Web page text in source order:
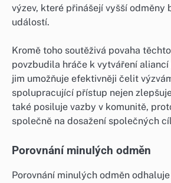
výzev, které přinášejí vyšší odměny
událostí.
Kromě toho soutěživá povaha
povzbudila hráče k vytváření aliancí
jim umožňuje efektivněji čelit
spolupracující přístup nejen
také posiluje vazby v komunitě,
společně na dosažení společných
Porovnání minulých odměn
Porovnání minulých odměn